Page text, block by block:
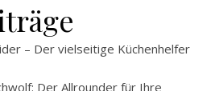
– Der vielseitige Küchenhelfer
Der Allrounder für Ihre